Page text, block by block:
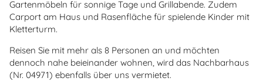
Gartenmöbeln für sonnige Tage und Grillabende. Zudem
Carport am Haus und Rasenfläche für spielende Kinder mit
Kletterturm.
Reisen Sie mit mehr als 8 Personen an und möchten
dennoch nahe beieinander wohnen, wird das Nachbarhaus
(Nr. 04971) ebenfalls über uns vermietet.